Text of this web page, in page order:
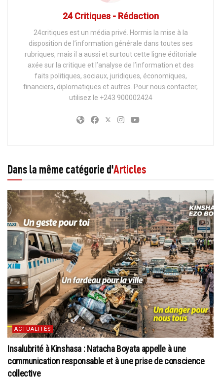
24 Critiques - Rédaction
24critiques est un média privé. Hormis la mise à la
disposition de l’information générale dans toutes ses
rubriques, mais il a aussi et surtout cette ligne éditoriale
axée sur la critique et l’analyse de l’information et des
faits politiques, sociaux, juridiques, économiques,
financiers, diplomatiques et autres. Pour nous contacter,
utilisez le +243 900002424
Dans la même catégorie d'Articles
ACTUALITÉS
Insalubrité à Kinshasa : Natacha Boyata appelle à une
communication responsable et à une prise de conscience
collective